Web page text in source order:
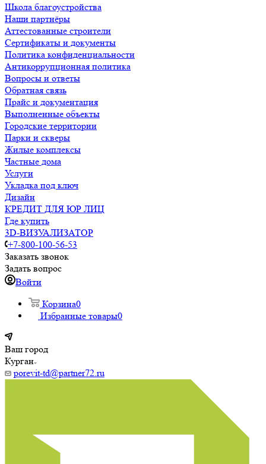
Школа благоустройства
Наши партнёры
Аттестованные строители
Сертификаты и документы
Политика конфиденциальности
Антикоррупционная политика
Вопросы и ответы
Обратная связь
Прайс и документация
Выполненные объекты
Городские территории
Парки и скверы
Жилые комплексы
Частные дома
Услуги
Укладка под ключ
Дизайн
КРЕДИТ ДЛЯ ЮР ЛИЦ
Где купить
3D-ВИЗУАЛИЗАТОР
+7-800-100-56-53
Заказать звонок
Задать вопрос
Войти
Корзина0
Избранные товары0
Ваш город
Курган
porevit-td@partner72.ru